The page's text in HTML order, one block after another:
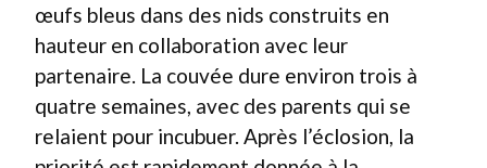
œufs bleus dans des nids construits en
hauteur en collaboration avec leur
partenaire. La couvée dure environ trois à
quatre semaines, avec des parents qui se
relaient pour incubuer. Après l’éclosion, la